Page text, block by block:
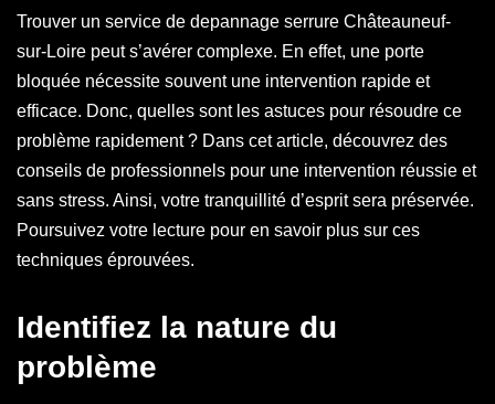
Trouver un service de depannage serrure Châteauneuf-
sur-Loire peut s’avérer complexe. En effet, une porte
bloquée nécessite souvent une intervention rapide et
efficace. Donc, quelles sont les astuces pour résoudre ce
problème rapidement ? Dans cet article, découvrez des
conseils de professionnels pour une intervention réussie et
sans stress. Ainsi, votre tranquillité d’esprit sera préservée.
Poursuivez votre lecture pour en savoir plus sur ces
techniques éprouvées.
Identifiez la nature du
problème